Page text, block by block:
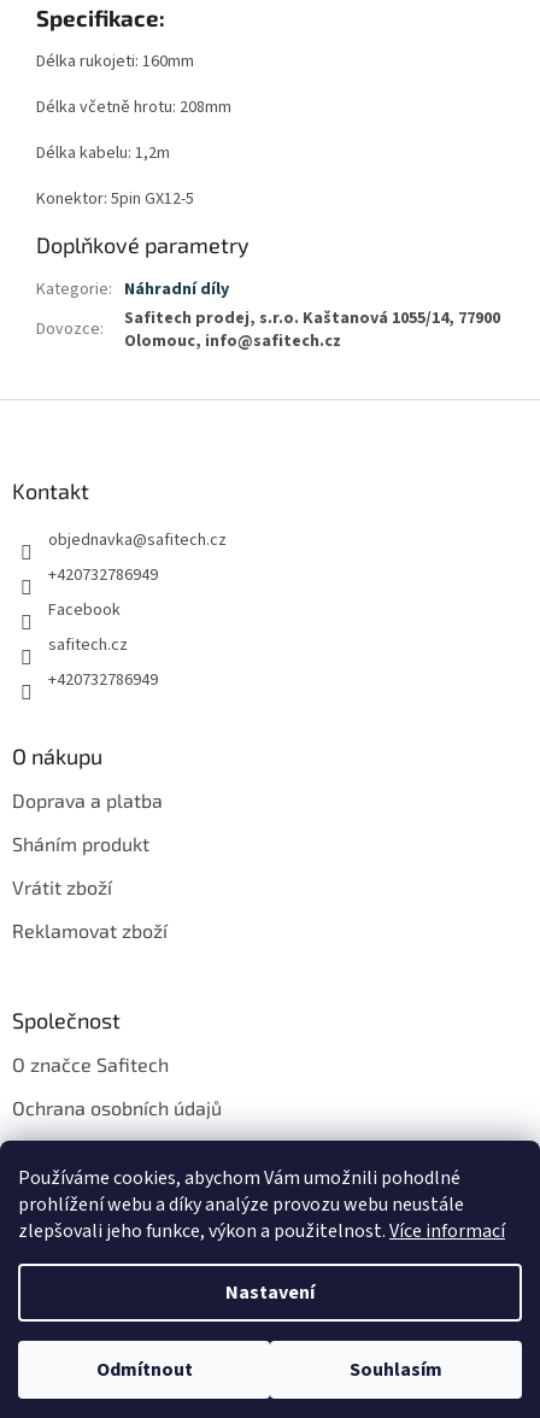
Používáme cookies, abychom Vám umožnili pohodlné
prohlížení webu a díky analýze provozu webu neustále
zlepšovali jeho funkce, výkon a použitelnost.Více informací
Nastavení
Odmítnout Souhlasím
Specifikace:
Délka rukojeti: 160mm
Délka včetně hrotu: 208mm
Délka kabelu: 1,2m
Konektor: 5pin GX12-5
Doplňkové parametry
Kategorie: Náhradní díly
Dovozce:
Safitech prodej, s.r.o. Kaštanová 1055/14, 77900
Olomouc, info@safitech.cz
Kontakt
objednavka@safitech.cz
+420732786949
Facebook
safitech.cz
+420732786949
O nákupu
Doprava a platba
Sháním produkt
Vrátit zboží
Reklamovat zboží
Společnost
O značce Safitech
Ochrana osobních údajů
Kontakt
Vytvořil Shoptet
Copyright 2026Safitech.cz . Všechna práva vyhrazena.